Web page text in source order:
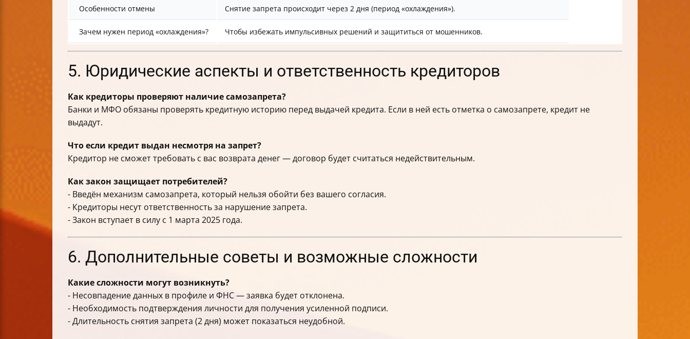
Особенности отмены Снятие запрета происходит через 2 дня (период «охлаждения»).
Зачем нужен период «охлаждения»? Чтобы избежать импульсивных решений и защититься от мошенников.
5. Юридические аспекты и ответственность кредиторов
Как кредиторы проверяют наличие самозапрета?
Банки и МФО обязаны проверять кредитную историю перед выдачей кредита. Если в ней есть отметка о самозапрете, кредит не
выдадут.
Что если кредит выдан несмотря на запрет?
Кредитор не сможет требовать с вас возврата денег — договор будет считаться недействительным.
Как закон защищает потребителей?
- Введён механизм самозапрета, который нельзя обойти без вашего согласия.
- Кредиторы несут ответственность за нарушение запрета.
- Закон вступает в силу с 1 марта 2025 года.
6. Дополнительные советы и возможные сложности
Какие сложности могут возникнуть?
- Несовпадение данных в профиле и ФНС — заявка будет отклонена.
- Необходимость подтверждения личности для получения усиленной подписи.
- Длительность снятия запрета (2 дня) может показаться неудобной.